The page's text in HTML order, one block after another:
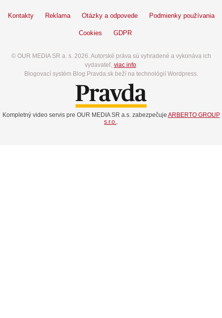
Kontakty Reklama Otázky a odpovede Podmienky používania
Cookies GDPR
© OUR MEDIA SR a. s. 2026. Autorské práva sú vyhradené a vykonáva ich
vydavateľ, viac info.
Blogovací systém Blog.Pravda.sk beží na technológií Wordpress.
Kompletný video servis pre OUR MEDIA SR a.s. zabezpečuje ARBERTO GROUP
s.r.o..